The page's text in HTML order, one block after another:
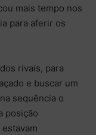
mais tempo nos
para aferir os
rivais, para
e buscar um
sequência o
posição